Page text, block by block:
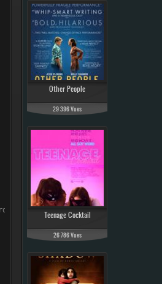
Don Quichotte
Other People
29 396 Vues
Teenage Cocktail
26 786 Vues